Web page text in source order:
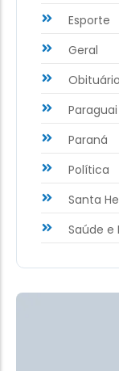
Esporte
Geral
Obituário
Paraguai
Paraná
Política
Santa
Saúde e